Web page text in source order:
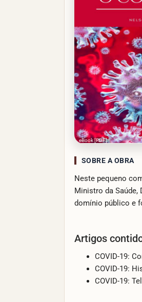
eBook [PDF]
SOBRE A OBRA
Neste pequeno
Ministro da Saúde,
domínio público e
Artigos
COVID-19:
COVID-19:
COVID-19: